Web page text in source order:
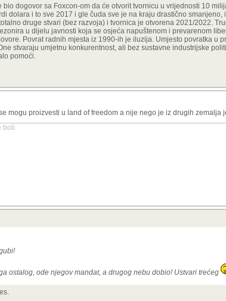
dogovor sa Foxcon-om da će otvorit tvornicu u vrijednosti 10
dolara i to sve 2017 i gle čuda sve je na kraju drastično
druge stvari (bez razvoja) i tvornica je otvorena 2021/2022.
u dijelu javnosti koja se osjeća napuštenom i prevarenom
Povrat radnih mjesta iz 1990-ih je iluzija. Umjesto povratka u
stvaraju umjetnu konkurentnost, ali bez sustavne industrijske
pomoći.
mogu proizvesti u land of freedom a nije nego je iz drugih zemalja
boli.
ostalog, ode njegov mandat, a drugog nebu dobio! Ustvari trećeg